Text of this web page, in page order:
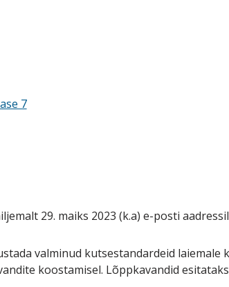
7
29. maiks 2023 (k.a) e-posti aadressil
valminud kutsestandardeid laiemale
koostamisel. Lõppkavandid